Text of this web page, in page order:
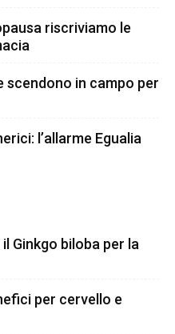
riscriviamo le
scendono in campo per
l’allarme Egualia
Ginkgo biloba per la
per cervello e